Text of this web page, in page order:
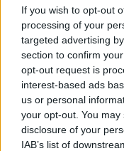
If you wish to opt-out
processing of your
targeted advertising
section to confirm
opt-out request is
interest-based ads
us or personal
your opt-out. You
disclosure of your
IAB’s list of